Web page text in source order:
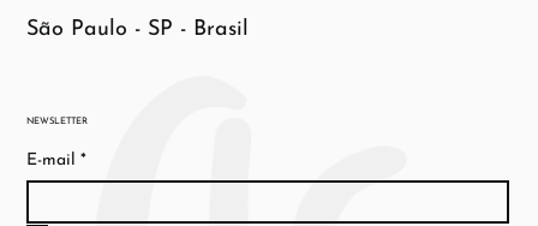
NEWSLETTER
E-mail *
São Paulo - SP - Brasil